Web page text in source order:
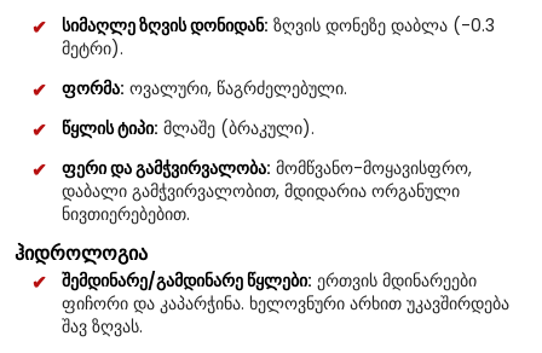
სიმაღლე ზღვის დონიდან: ზღვის დონეზე დაბლა (-0.3
მეტრი).
ფორმა: ოვალური, წაგრძელებული.
წყლის ტიპი: მლაშე (ბრაკული).
ფერი და გამჭვირვალობა: მომწვანო-მოყავისფრო,
დაბალი გამჭვირვალობით, მდიდარია ორგანული
ნივთიერებებით.
ჰიდროლოგია
შემდინარე/გამდინარე წყლები: ერთვის მდინარეები
ფიჩორი და კაპარჭინა. ხელოვნური არხით უკავშირდება
შავ ზღვას.